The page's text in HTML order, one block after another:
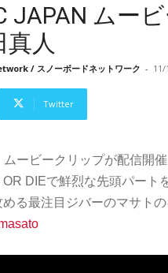
JAPAN ムー
真人
/ スノーボードネットワーク - 11/
Twitter
ービークリップが配信開催
DIEで鮮烈な先頭パート
る最注目ジバーのマサト